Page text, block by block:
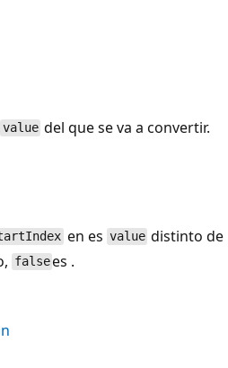
value del que se va a convertir.
en es value distinto de
falsees .